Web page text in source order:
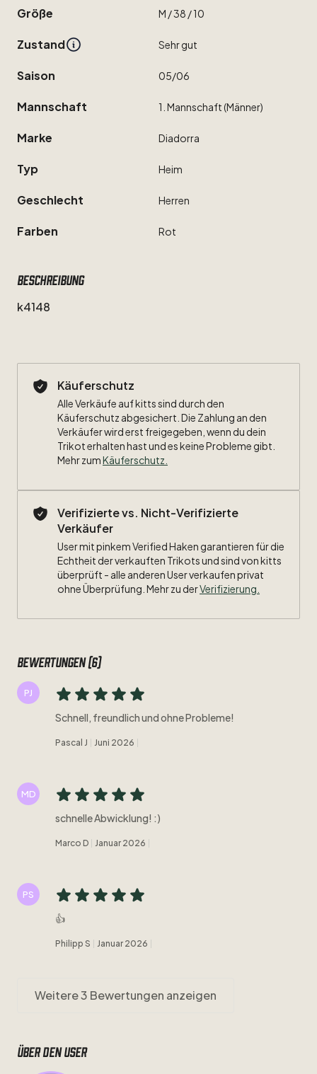
Größe M ​/​38 ​/​10
Zustand Sehrgut
Saison 05​/​06
Mannschaft 1. Mannschaft(Männer)
Marke Diadorra
Typ Heim
Geschlecht Herren
Farben Rot
Beschreibung
k4148
Käuferschutz
Alle Verkäufe auf kitts sind durch den
Käuferschutz abgesichert. Die Zahlung an den
Verkäufer wird erst freigegeben, wenn du dein
Trikot erhalten hast und es keine Probleme gibt.
Mehr zumKäuferschutz
Verifizierte vs. Nicht-Verifizierte
Verkäufer
User mit pinkem Verified Haken garantieren für die
Echtheit der verkauften Trikots und sind von kitts
überprüft - alle anderen User verkaufen privat
ohne Überprüfung. Mehr zu derVerifizierung.
Bewertungen (6)
PJ
Schnell, freundlich und ohne Probleme!
Pascal J Juni 2026
MD
schnelle Abwicklung! :)
Marco D Januar 2026
PS
👍
Philipp S Januar 2026
Weitere 3 Bewertungen anzeigen
Über den user